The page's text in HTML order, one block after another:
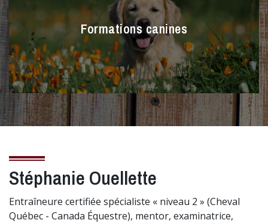
Formations canines
Stéphanie Ouellette
Entraîneure certifiée spécialiste « niveau 2 » (Cheval
Québec - Canada Équestre), mentor, examinatrice,